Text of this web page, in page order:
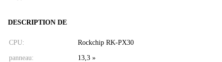
DESCRIPTION DE
CPU: Rockchip RK-PX30
panneau: 13,3 »